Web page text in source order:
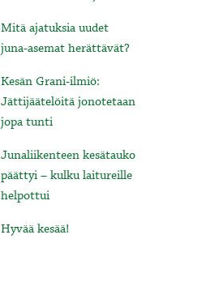
Mitä ajatuksia uudet
juna-asemat herättävät?
Kesän Grani-ilmiö:
Jättijäätelöitä jonotetaan
jopa tunti
Junaliikenteen kesätauko
päättyi – kulku laitureille
helpottui
Hyvää kesää!